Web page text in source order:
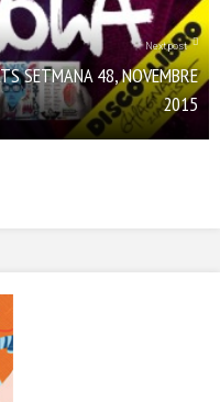
Next post
SETMANA 48, NOVEMBRE
2015